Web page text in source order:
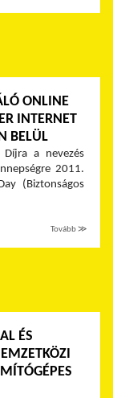
ONLINE
INTERNET
BELÜL
a nevezés
2011.
(Biztonságos
Tovább ≫
ÉS